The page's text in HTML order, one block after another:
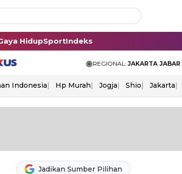
HidupSportIndeks
REGIONAL: JAKARTA JABAR
Indonesia Hp Murah Jogja Shio Jakarta
Jadikan Sumber Pilihan